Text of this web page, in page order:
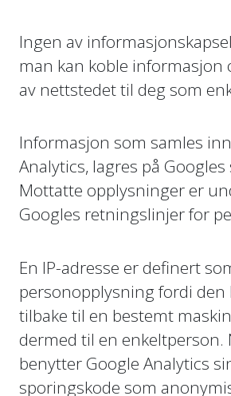
Ingen av
man kan koble informasjon
av nettstedet til deg som
Informasjon som samles
Analytics, lagres på Googles
Mottatte opplysninger er
Googles retningslinjer for
En IP-adresse er definert
personopplysning fordi den
tilbake til en bestemt
dermed til en enkeltperson.
benytter Google Analytics
sporingskode som